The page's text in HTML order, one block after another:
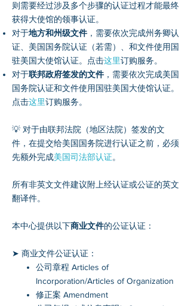
则需要经过涉及多个步骤的认证过程才能最终
获得大使馆的领事认证。
对于地方和州级文件 ，需要依次完成州务卿认
证、美国国务院认证（若需）、和文件使用国
驻美国大使馆认证。点击这里订购服务。
对于联邦政府签发的文件 ，需要依次完成美国
国务院认证和文件使用国驻美国大使馆认证。
点击这里订购服务。
💡 对于由联邦法院（地区法院）签发的文
件，在提交给美国国务院进行认证之前，必须
先额外完成美国司法部认证。
所有非英文文件建议附上经认证或公证的英文
翻译件。
本中心提供以下商业文件的公证认证：
➤ 商业文件公证认证：
公司章程 Articles of
Incorporation/Articles of Organization
修正案 Amendment